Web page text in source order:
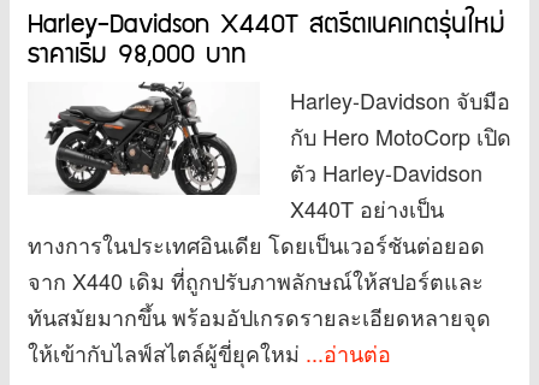
Harley-Davidson X440T สตรีตเนคเกตรุ่นใหม่
ราคาเริ่ม 98,000 บาท
Harley-Davidson จับมือ
กับ Hero MotoCorp เปิด
ตัว Harley-Davidson
X440T อย่างเป็น
ทางการในประเทศอินเดีย โดยเป็นเวอร์ชันต่อยอด
จาก X440 เดิม ที่ถูกปรับภาพลักษณ์ให้สปอร์ตและ
ทันสมัยมากขึ้น พร้อมอัปเกรดรายละเอียดหลายจุด
ให้เข้ากับไลฟ์สไตล์ผู้ขี่ยุคใหม่ ...อ่านต่อ